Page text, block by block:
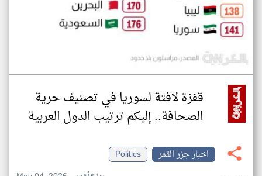
قفزة لافتة لسوريا في تصنيف حرية
الصحافة.. إليكم ترتيب الدول العربية
اخبار جزر القمر
Politics